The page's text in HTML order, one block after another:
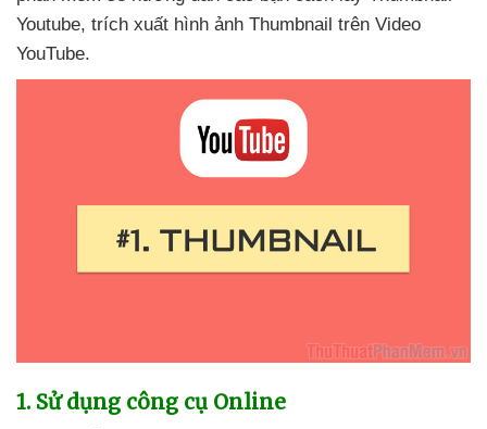
Youtube, trích xuất hình ảnh Thumbnail trên Video
YouTube.
1. Sử dụng công cụ Online